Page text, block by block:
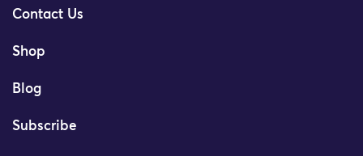
Contact Us
Shop
Blog
Subscribe